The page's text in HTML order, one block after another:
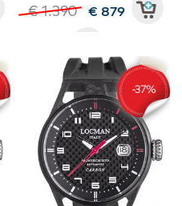
€ 1.390 € 879